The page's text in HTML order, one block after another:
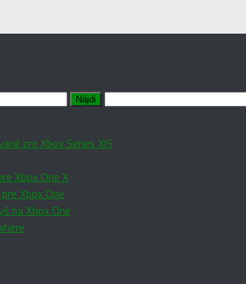
pre Xbox Series X|S
Xbox One X
Xbox One
na Xbox One